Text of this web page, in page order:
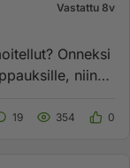
Vastattu 8v
Onneksi
niin
19 354 0